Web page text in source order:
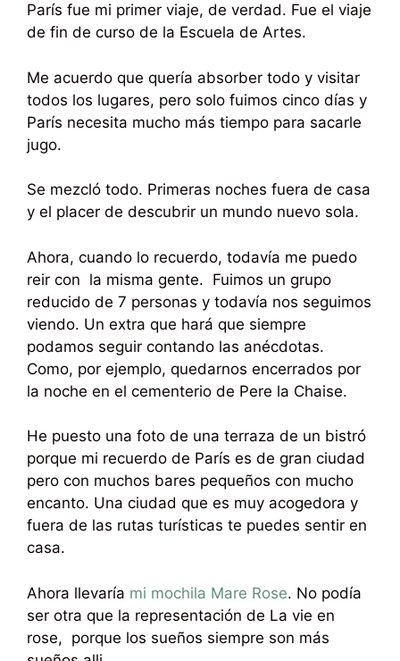
París fue mi primer viaje, de verdad. Fue el viaje
de fin de curso de la Escuela de Artes.
Me acuerdo que quería absorber todo y visitar
todos los lugares, pero solo fuimos cinco días y
París necesita mucho más tiempo para sacarle
jugo.
Se mezcló todo. Primeras noches fuera de casa
y el placer de descubrir un mundo nuevo sola.
Ahora, cuando lo recuerdo, todavía me puedo
reir con la misma gente. Fuimos un grupo
reducido de 7 personas y todavía nos seguimos
viendo. Un extra que hará que siempre
podamos seguir contando las anécdotas.
Como, por ejemplo, quedarnos encerrados por
la noche en el cementerio de Pere la Chaise.
He puesto una foto de una terraza de un bistró
porque mi recuerdo de París es de gran ciudad
pero con muchos bares pequeños con mucho
encanto. Una ciudad que es muy acogedora y
fuera de las rutas turísticas te puedes sentir en
casa.
Ahora llevaría mi mochila Mare Rose. No podía
ser otra que la representación de La vie en
rose, porque los sueños siempre son más